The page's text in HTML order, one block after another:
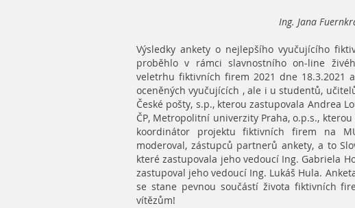
Ing. Jana
Výsledky ankety o nejlepšího vyučujícího
proběhlo v rámci slavnostního on-line
veletrhu fiktivních firem 2021 dne 18.3.2021
oceněných vyučujících , ale i u studentů,
České pošty, s.p., kterou zastupovala Andrea
ČP, Metropolitní univerzity Praha, o.p.s.,
koordinátor projektu fiktivních firem na
moderoval, zástupců partnerů ankety, a to
které zastupovala jeho vedoucí Ing. Gabriela
zastupoval jeho vedoucí Ing. Lukáš Hula.
se stane pevnou součástí života fiktivních
vítězům!